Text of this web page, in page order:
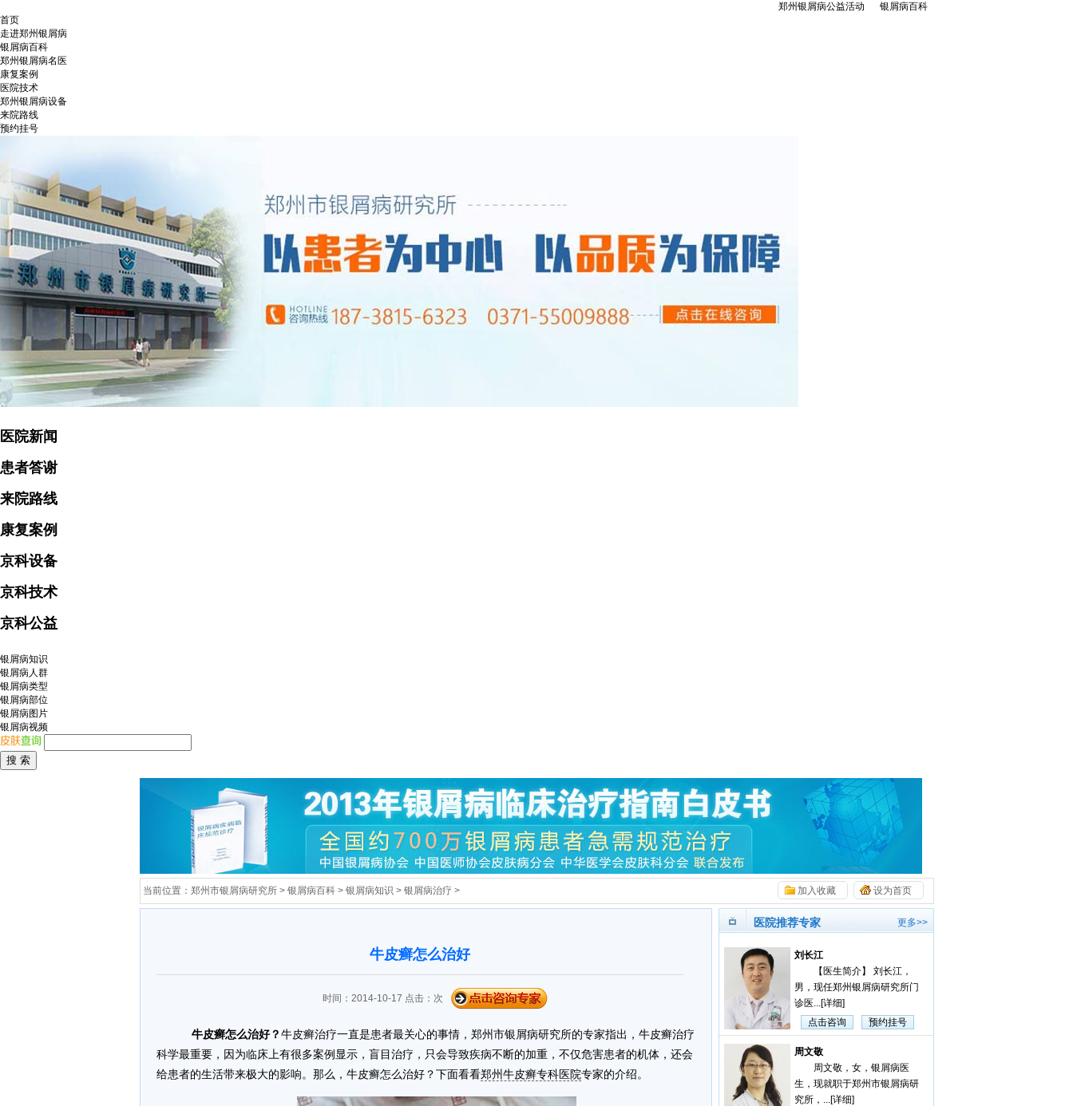
郑州银屑病公益活动
银屑病百科
首页
走进郑州银屑病
银屑病百科
郑州银屑病名医
康复案例
医院技术
郑州银屑病设备
来院路线
预约挂号
医院新闻
患者答谢
来院路线
康复案例
京科设备
京科技术
京科公益
银屑病知识
银屑病人群
银屑病类型
银屑病部位
银屑病图片
银屑病视频
当前位置： 郑州市银屑病研究所> 银屑病百科> 银屑病知识 > 银屑病治疗 > 加入收藏 设为首页
牛皮癣怎么治好
时间：2014-10-17 点击： 次
牛皮癣怎么治好？牛皮癣治疗一直是患者最关心的事情，郑州市银屑病研究所的专家指出，牛皮癣治疗
科学最重要，因为临床上有很多案例显示，盲目治疗，只会导致疾病不断的加重，不仅危害患者的机体，还会
给患者的生活带来极大的影响。那么，牛皮癣怎么治好？下面看看郑州牛皮癣专科医院专家的介绍。
医院推荐专家 更多>>
刘长江
【医生简介】 刘长江，
男，现任郑州银屑病研究所门
诊医... [详细]
预约挂号
点击咨询
周文敬
周文敬，女，银屑病医
生，现就职于郑州市银屑病研
究所，... [详细]